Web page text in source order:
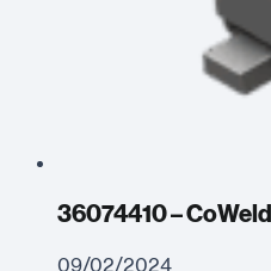
36074410 –
09/02/2024